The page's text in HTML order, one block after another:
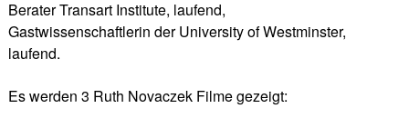
Berater Transart Institute, laufend,
Gastwissenschaftlerin der University of Westminster,
laufend.
Es werden 3 Ruth Novaczek Filme gezeigt: